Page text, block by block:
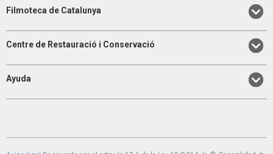
Filmoteca de Catalunya
Centre de Restauració i Conservació
Ayuda